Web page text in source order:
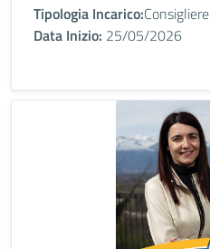
Tipologia Incarico:Consigliere
Data Inizio: 25/05/2026